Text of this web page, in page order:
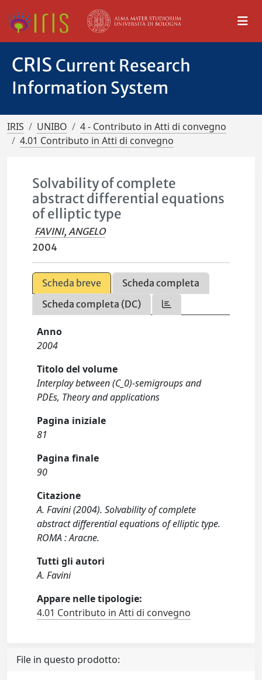
CRIS Current Research
Information System
IRIS UNIBO
4 - Contributo in Atti di convegno
4.01 Contributo in Atti di convegno
Solvability of complete
abstract differential equations
of elliptic type
FAVINI, ANGELO
2004
Scheda breve
Scheda completa
Scheda completa (DC)
Anno
2004
Titolo del volume
Interplay between (C_0)-semigroups and
PDEs, Theory and applications
Pagina iniziale
81
Pagina finale
90
Citazione
A. Favini (2004). Solvability of complete
abstract differential equations of elliptic type.
ROMA : Aracne.
Tutti gli autori
A. Favini
Appare nelle tipologie:
4.01 Contributo in Atti di convegno
File in questo prodotto: